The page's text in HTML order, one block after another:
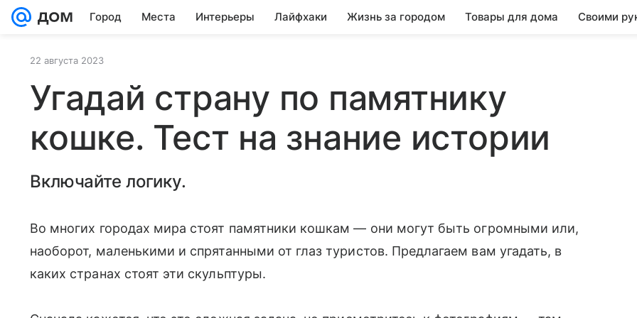
Город Места Интерьеры Лайфхаки Жизнь за городом Товары для дома Своими
22 августа 2023
Угадай страну по памятнику
кошке. Тест на знание истории
Включайте логику.
Во многих городах мира стоят памятники кошкам — они могут быть огромными или,
наоборот, маленькими и спрятанными от глаз туристов. Предлагаем вам угадать, в
каких странах стоят эти скульптуры.